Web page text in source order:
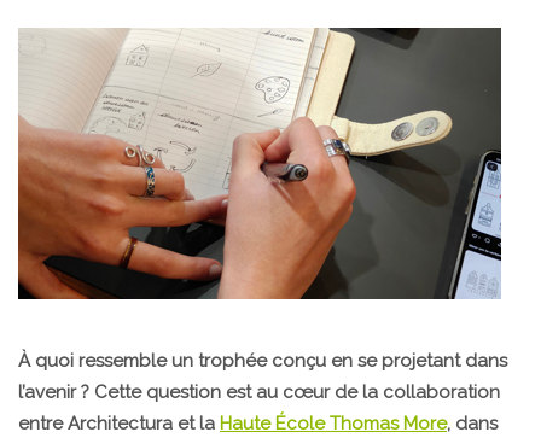
À quoi ressemble un trophée conçu en se projetant dans
l’avenir ? Cette question est au cœur de la collaboration
entre Architectura et la Haute École Thomas More, dans